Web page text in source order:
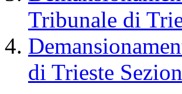
Tribunale di
di Trieste